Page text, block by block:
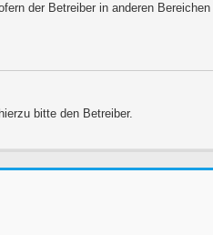
der Betreiber in anderen
bitte den Betreiber.